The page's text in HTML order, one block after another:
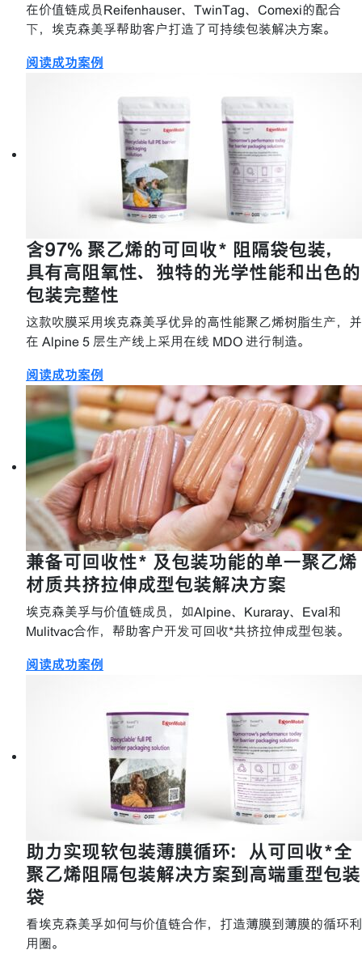
在价值链成员Reifenhauser、TwinTag、Comexi的配合
下，埃克森美孚帮助客户打造了可持续包装解决方案。
阅读成功案例
含97% 聚乙烯的可回收* 阻隔袋包装，
具有高阻氧性、独特的光学性能和出色的
包装完整性
这款吹膜采用埃克森美孚优异的高性能聚乙烯树脂生产，并
在 Alpine 5 层生产线上采用在线 MDO 进行制造。
阅读成功案例
兼备可回收性* 及包装功能的单一聚乙烯
材质共挤拉伸成型包装解决方案
埃克森美孚与价值链成员，如Alpine、Kuraray、Eval和
Mulitvac合作，帮助客户开发可回收*共挤拉伸成型包装。
阅读成功案例
助力实现软包装薄膜循环：从可回收*全
聚乙烯阻隔包装解决方案到高端重型包装
袋
看埃克森美孚如何与价值链合作，打造薄膜到薄膜的循环利
用圈。